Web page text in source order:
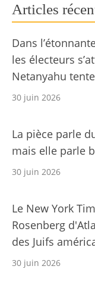
Articles
Dans
les électeurs
Netanyahu
30 juin 2026
La pièce parle
mais elle parle
30 juin 2026
Le New York
Rosenberg
des Juifs
30 juin 2026